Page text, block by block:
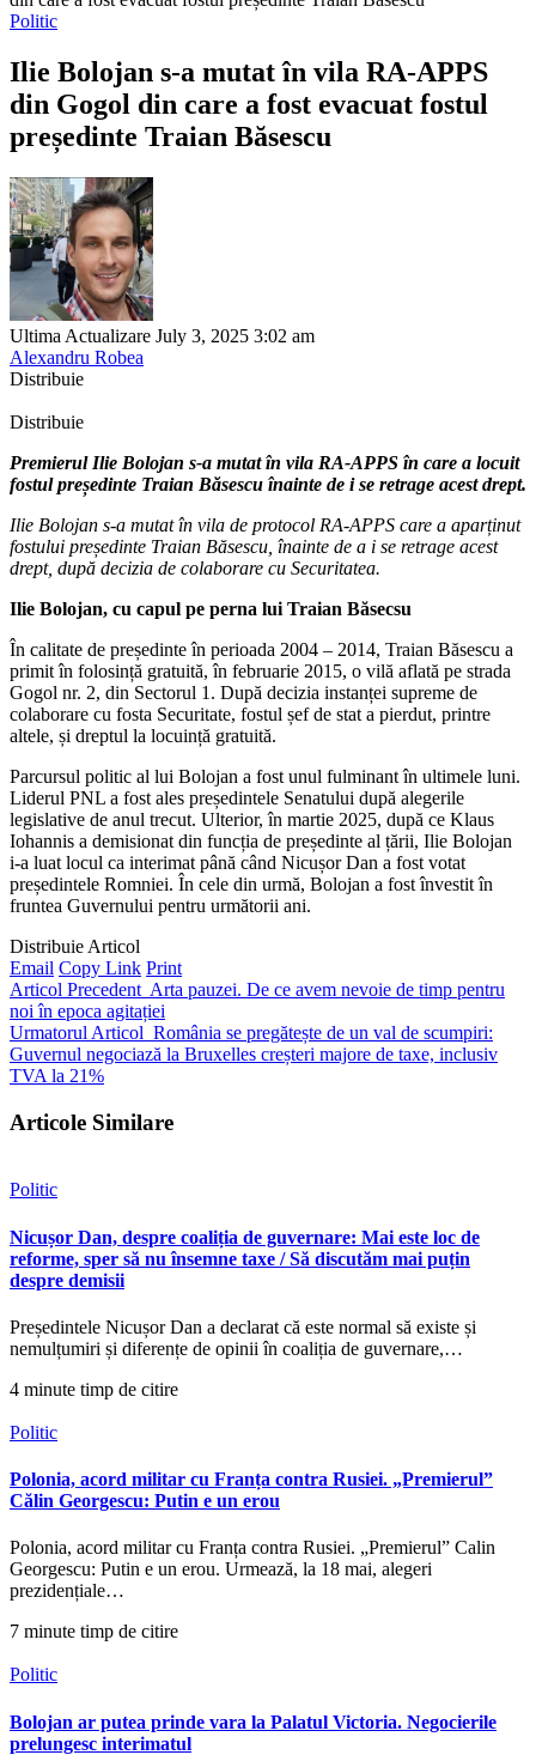
Politic
Ilie Bolojan s-a mutat în vila RA-APPS
din Gogol din care a fost evacuat fostul
președinte Traian Băsescu
Ultima Actualizare July 3, 2025 3:02 am
Alexandru Robea
Distribuie
Distribuie
Premierul Ilie Bolojan s-a mutat în vila RA-APPS în care a locuit
fostul președinte Traian Băsescu înainte de i se retrage acest drept.
Ilie Bolojan s-a mutat în vila de protocol RA-APPS care a aparținut
fostului președinte Traian Băsescu, înainte de a i se retrage acest
drept, după decizia de colaborare cu Securitatea.
Ilie Bolojan, cu capul pe perna lui Traian Băsecsu
În calitate de președinte în perioada 2004 – 2014, Traian Băsescu a
primit în folosință gratuită, în februarie 2015, o vilă aflată pe strada
Gogol nr. 2, din Sectorul 1. După decizia instanței supreme de
colaborare cu fosta Securitate, fostul șef de stat a pierdut, printre
altele, și dreptul la locuință gratuită.
Parcursul politic al lui Bolojan a fost unul fulminant în ultimele luni.
Liderul PNL a fost ales președintele Senatului după alegerile
legislative de anul trecut. Ulterior, în martie 2025, după ce Klaus
Iohannis a demisionat din funcția de președinte al țării, Ilie Bolojan
i-a luat locul ca interimat până când Nicușor Dan a fost votat
președintele Romniei. În cele din urmă, Bolojan a fost învestit în
fruntea Guvernului pentru următorii ani.
Distribuie Articol
Email Copy Link Print
Articol Precedent Arta pauzei. De ce avem nevoie de timp pentru
noi în epoca agitației
Urmatorul Articol România se pregătește de un val de scumpiri:
Guvernul negociază la Bruxelles creșteri majore de taxe, inclusiv
TVA la 21%
Articole Similare
Politic
Nicușor Dan, despre coaliția de guvernare: Mai este loc de
reforme, sper să nu însemne taxe / Să discutăm mai puțin
despre demisii
Președintele Nicușor Dan a declarat că este normal să existe și
nemulțumiri și diferențe de opinii în coaliția de guvernare,…
4 minute timp de citire
Politic
Polonia, acord militar cu Franța contra Rusiei. „Premierul”
Călin Georgescu: Putin e un erou
Polonia, acord militar cu Franța contra Rusiei. „Premierul” Calin
Georgescu: Putin e un erou. Urmează, la 18 mai, alegeri
prezidențiale…
7 minute timp de citire
Politic
Bolojan ar putea prinde vara la Palatul Victoria. Negocierile
prelungesc interimatul